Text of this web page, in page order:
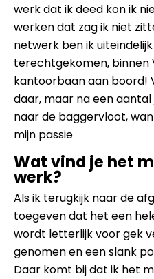
werk dat ik deed kon ik
werken dat zag ik niet
netwerk ben ik
terechtgekomen, binnen
kantoorbaan aan boord!
daar, maar na een
naar de baggervloot,
mijn passie
Wat vind je het
werk?
Als ik terugkijk naar de
toegeven dat het een
wordt letterlijk voor gek
genomen en een slank
Daar komt bij dat ik het